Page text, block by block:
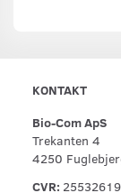
KONTAKT
Bio-Com ApS
Trekanten 4
4250
CVR: 25532619